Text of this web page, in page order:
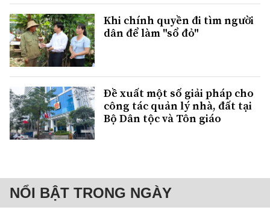
Khi chính quyền đi tìm người
dân để làm "sổ đỏ"
Đề xuất một số giải pháp cho
công tác quản lý nhà, đất tại
Bộ Dân tộc và Tôn giáo
NỔI BẬT TRONG NGÀY